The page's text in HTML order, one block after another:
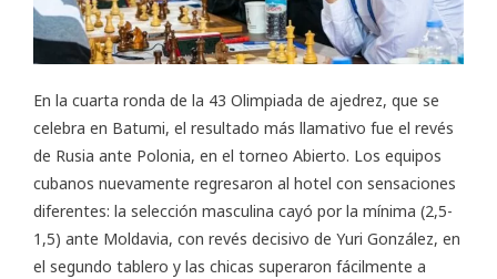
En la cuarta ronda de la 43 Olimpiada de ajedrez, que se
celebra en Batumi, el resultado más llamativo fue el revés
de Rusia ante Polonia, en el torneo Abierto. Los equipos
cubanos nuevamente regresaron al hotel con sensaciones
diferentes: la selección masculina cayó por la mínima (2,5-
1,5) ante Moldavia, con revés decisivo de Yuri González, en
el segundo tablero y las chicas superaron fácilmente a